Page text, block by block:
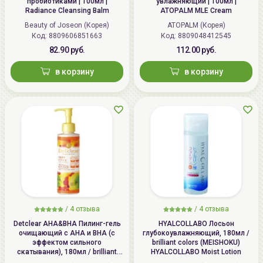
Radiance Cleansing Balm
Beauty of Joseon (Корея)
Код: 8809606851663
82.90 руб.
в корзину
ATOPALM MLE Cream
ATOPALM (Корея)
Код: 8809048412545
112.00 руб.
в корзину
/ 4 отзыва
Detclear AHA&BHA Пилинг-гель
очищающий с AHA и BHA (с
эффектом сильного
скатывания), 180мл / brilliant
colors (MEISHOKU) Detclear
/ 4 отзыва
HYALCOLLABO Лосьон
глубокоувлажняющий, 180мл /
brilliant colors (MEISHOKU)
HYALCOLLABO Moist Lotion